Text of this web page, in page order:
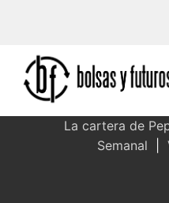
La cartera de
Semanal